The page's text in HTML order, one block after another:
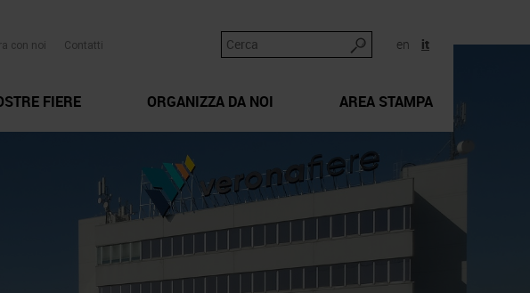
en it
con noi Contatti
FIERE ORGANIZZA DA NOI AREA STAMPA